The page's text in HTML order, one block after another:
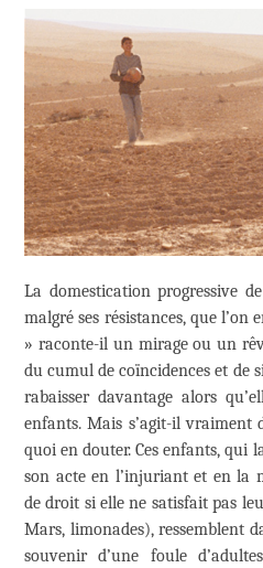
La domestication progressive
malgré ses résistances, que l’on
» raconte-il un mirage ou un
du cumul de coïncidences et de
rabaisser davantage alors
enfants. Mais s’agit-il vraiment
quoi en douter. Ces enfants, qui
son acte en l’injuriant et en la
de droit si elle ne satisfait pas
Mars, limonades), ressemblent
souvenir d’une foule